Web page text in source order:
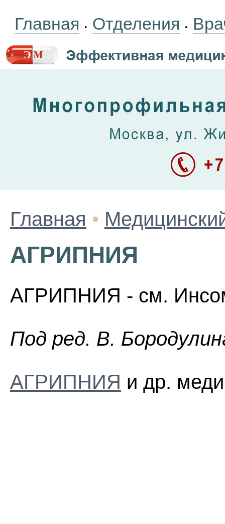
Главная • Отделения •
Главная •
АГРИПНИЯ
АГРИПНИЯ - см.
Пoд peд. B.
АГРИПНИЯ и др.